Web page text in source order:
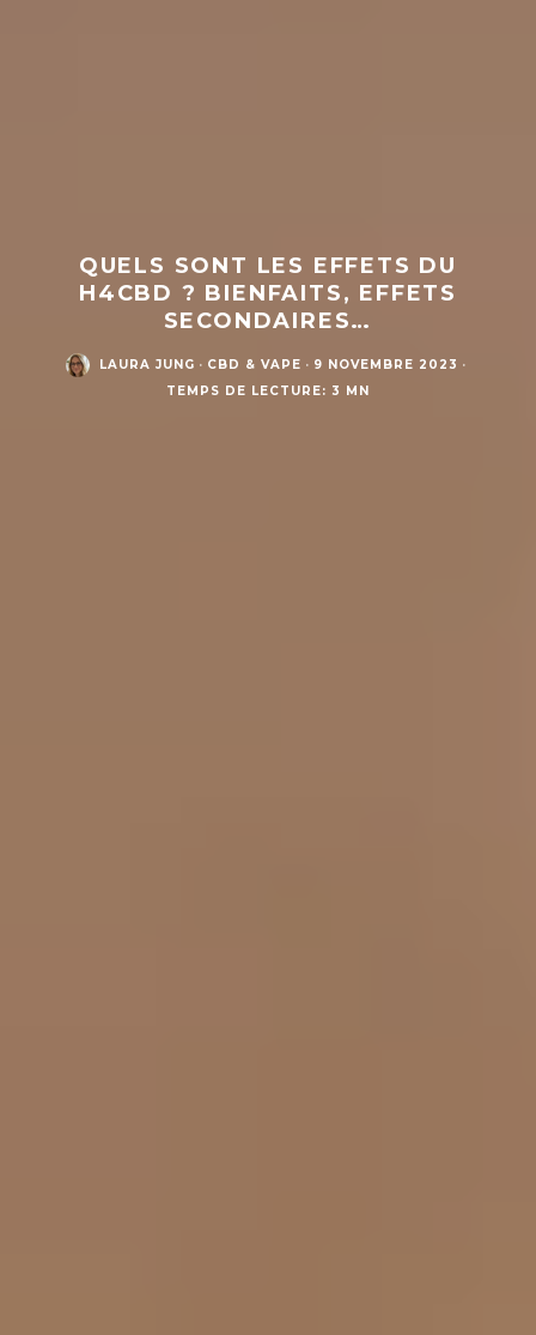
QUELS SONT LES EFFETS DU
H4CBD ? BIENFAITS, EFFETS
SECONDAIRES…
LAURA JUNG · CBD & VAPE · 9 NOVEMBRE 2023 ·
TEMPS DE LECTURE: 3 MN